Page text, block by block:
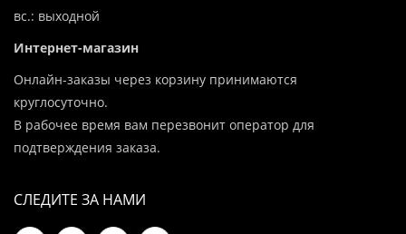
вс.: выходной
Интернет-магазин
Онлайн-заказы через корзину принимаются
круглосуточно.
В рабочее время вам перезвонит оператор для
подтверждения заказа.
СЛЕДИТЕ ЗА НАМИ